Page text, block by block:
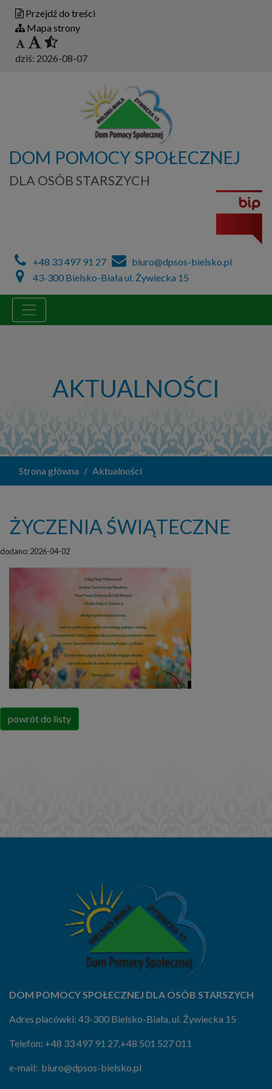
Przejdź do treści
Mapa strony
dziś: 2026-08-07
DOM POMOCY SPOŁECZNEJ
DLA OSÓB STARSZYCH
+48 33 497 91 27
biuro@dpsos-bielsko.pl
43-300 Bielsko-Biała ul. Żywiecka 15
AKTUALNOŚCI
Strona główna Aktualności
ŻYCZENIA ŚWIĄTECZNE
dodano: 2026-04-02
powrót do listy
DOM POMOCY SPOŁECZNEJ DLA OSÓB STARSZYCH
Adres placówki: 43-300 Bielsko-Biała, ul. Żywiecka 15
Telefon: +48 33 497 91 27,+48 501 527 011
e-mail: biuro@dpsos-bielsko.pl